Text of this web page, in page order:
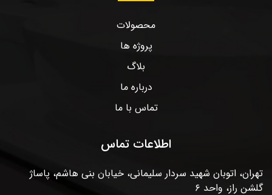
محصولات
پروژه ها
بلاگ
درباره ما
تماس با ما
اطلاعات تماس
تهران، اتوبان شهید سردار سلیمانی، خیابان بنی هاشم، پاساژ
گلشن راز، واحد ۶